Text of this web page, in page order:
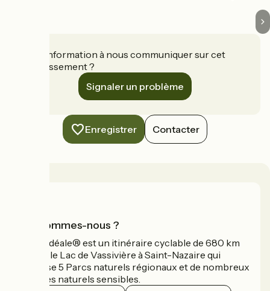
Une information à nous communiquer sur cet
établissement ?
Signaler un problème
Enregistrer Contacter
Qui sommes-nous ?
La Vélidéale® est un itinéraire cyclable de 680 km
reliant le Lac de Vassivière à Saint-Nazaire qui
traverse 5 Parcs naturels régionaux et de nombreux
espaces naturels sensibles.